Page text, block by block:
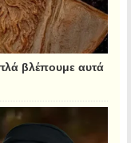
βλέπουμε αυτά